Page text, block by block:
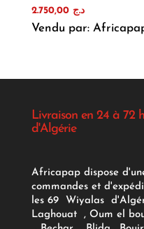
د.ج 2.750,00
Vendu par:
Livraison en 24 à 72
d'Algérie
Africapap dispose
commandes et
les 69 Wiyalas
Laghouat , Oum el